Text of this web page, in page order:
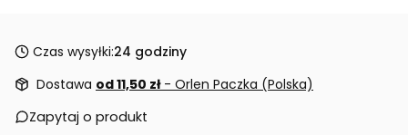
Czas wysyłki:24 godziny
Dostawa od 11,50 zł - Orlen Paczka (Polska)
Zapytaj o produkt